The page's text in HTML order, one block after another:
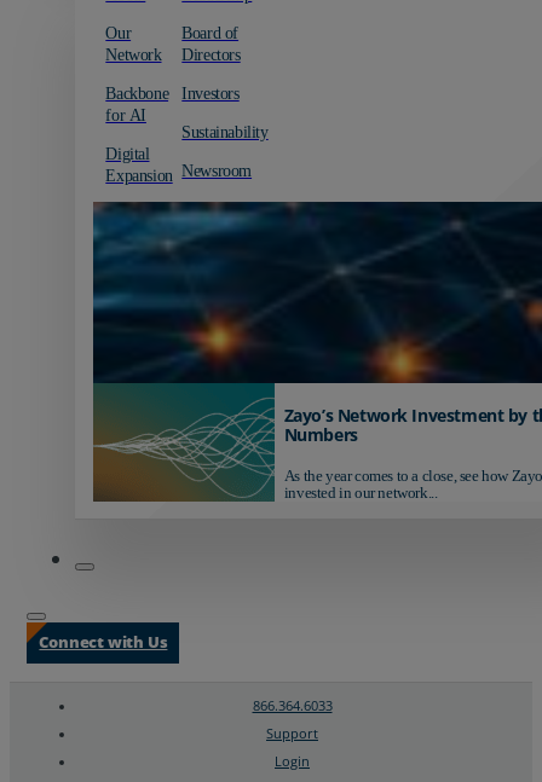
Our
Network
Backbone
for AI
Digital
Expansion
Board of
Directors
Investors
Sustainability
Newsroom
Zayo’s Network Investment by
Numbers
As the year comes to a close, see how
invested in our network...
Connect with Us
866.364.6033
Support
Login